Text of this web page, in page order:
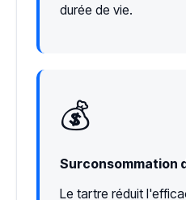
durée de vie.
💰
Surconsommation
Le tartre réduit